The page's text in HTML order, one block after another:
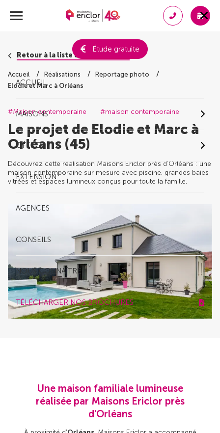
Étude gratuite
ACCUEIL
MAISONS
OFFRES
EXTENSION
AGENCES
CONSEILS
NOUS CONNAÎTRE
TÉLÉCHARGER NOS BROCHURES
Retour à la liste des réalisations
Accueil Réalisations
Reportage photo
Elodie et Marc à Orléans
#Maison contemporaine #maison contemporaine
Le projet de Elodie et Marc à
Orléans (45)
Découvrez cette réalisation Maisons Ericlor près d'Orléans : une
maison contemporaine sur mesure avec piscine, grandes baies
vitrées et espaces lumineux conçus pour toute la famille.
Une maison familiale lumineuse
réalisée par Maisons Ericlor près
d'Orléans